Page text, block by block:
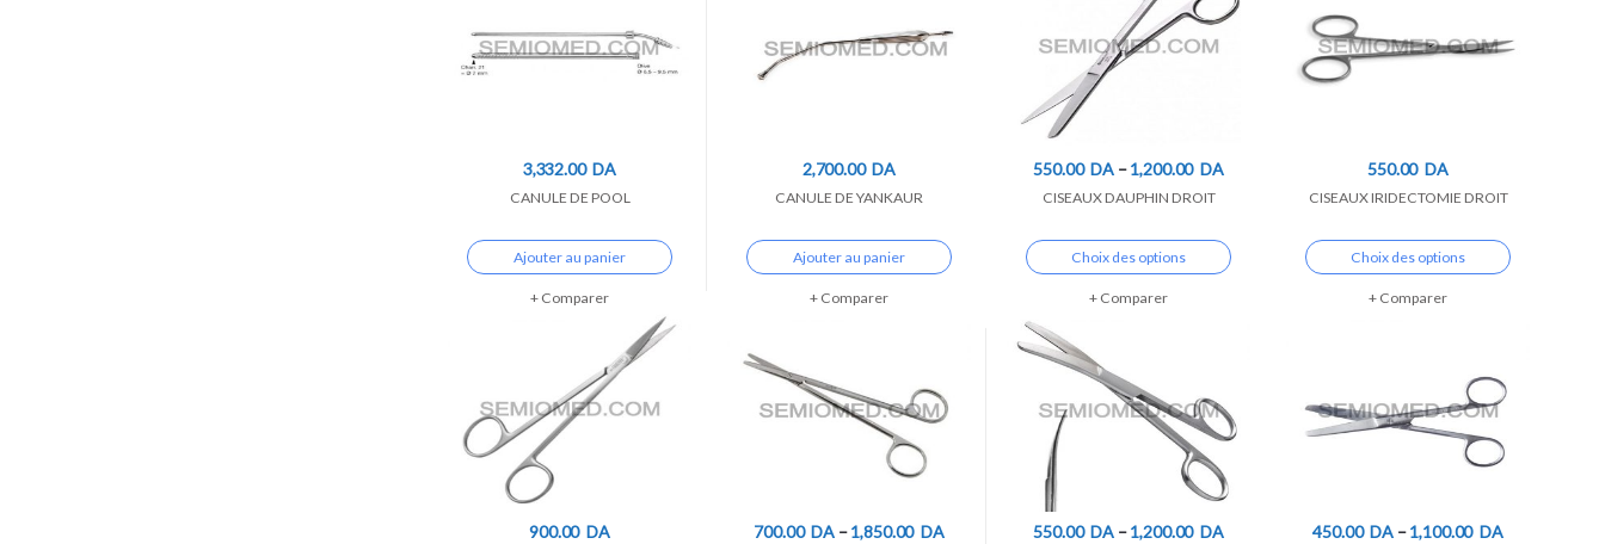
3,332.00 DA
CANULE DE POOL
Ajouter au panier
Comparer
2,700.00 DA
CANULE DE YANKAUR
Ajouter au panier
Comparer
550.00 DA–1,200.00 DA
CISEAUX DAUPHIN DROIT
Choix des options
Comparer
550.00 DA
CISEAUX IRIDECTOMIE DROIT
Choix des options
Comparer
900.00 DA 700.00 DA–1,850.00 DA 550.00 DA–1,200.00 DA 450.00 DA–1,100.00 DA